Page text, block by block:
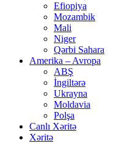
Efiopiya
Mozambik
Mali
Niger
Qərbi Sahara
Amerika – Avropa
ABŞ
İngiltərə
Ukrayna
Moldavia
Polşa
Canlı Xəritə
Xəritə